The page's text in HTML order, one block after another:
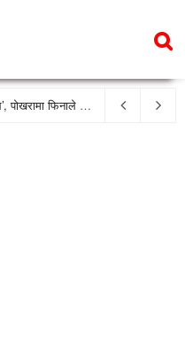
निलक्सणा श्रेष्ठ बनिन् ‘मिस कास्की नेपाल’, पोखरामा फिनाले भव्य रूपमा सम्पन्न